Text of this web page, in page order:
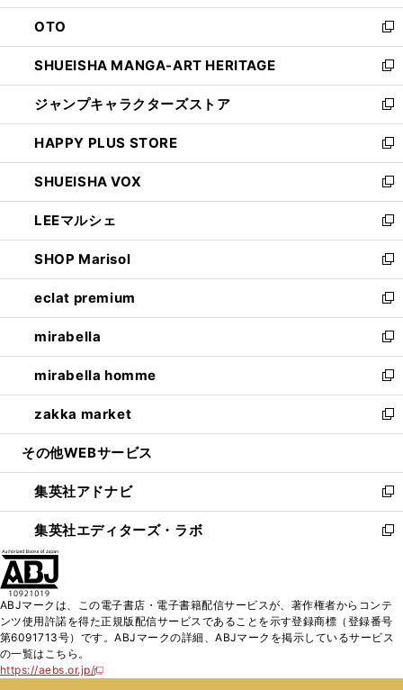
ウ
で
開
く
ン
ド
ウ
で
開
く
OTO
新
し
い
ウ
ィ
ン
ド
ウ
で
開
く
SHUEISHA MANGA-ART HERITAGE
新
し
い
ウ
ィ
ン
ド
ウ
で
開
く
ジャンプキャラクターズストア
新
し
い
ウ
ィ
ン
ド
ウ
で
開
く
HAPPY PLUS STORE
新
し
い
ウ
ィ
ン
ド
ウ
で
開
く
SHUEISHA VOX
新
し
い
ウ
ィ
ン
ド
ウ
で
開
く
LEEマルシェ
新
し
い
ウ
ィ
ン
ド
ウ
で
開
く
SHOP Marisol
新
し
い
ウ
ィ
ン
ド
ウ
で
開
eclat premium
新
し
い
ウ
ィ
ン
ド
ウ
開
く
mirabella
新
し
い
ウ
ィ
ン
ウ
で
開
く
mirabella homme
新
し
い
ウ
ン
ド
ウ
で
zakka market
新
し
ウ
ィ
ン
ド
く
その他WEBサービス
集英社アドナビ
新
し
い
ド
ウ
で
集英社エディターズ・ラボ
新
ィ
ン
ド
ABJマークは、この電子書店・電子書籍配信サービスが、著作権者からコンテ
ンツ使用許諾を得た正規版配信サービスであることを示す登録商標（登録番号
第6091713号）です。ABJマークの詳細、ABJマークを掲示しているサービス
の一覧はこちら。
https://aebs.or.jp/
新